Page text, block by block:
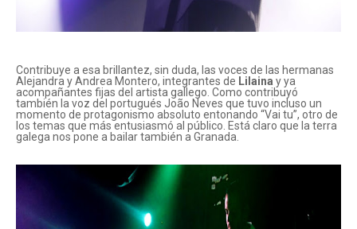
Contribuye a esa brillantez, sin duda, las voces de las hermanas
Alejandra y Andrea Montero, integrantes de Lilaina y ya
acompañantes fijas del artista gallego. Como contribuyó
también la voz del portugués João Neves que tuvo incluso un
momento de protagonismo absoluto entonando “Vai tu”, otro de
los temas que más entusiasmó al público. Está claro que la terra
galega nos pone a bailar también a Granada.